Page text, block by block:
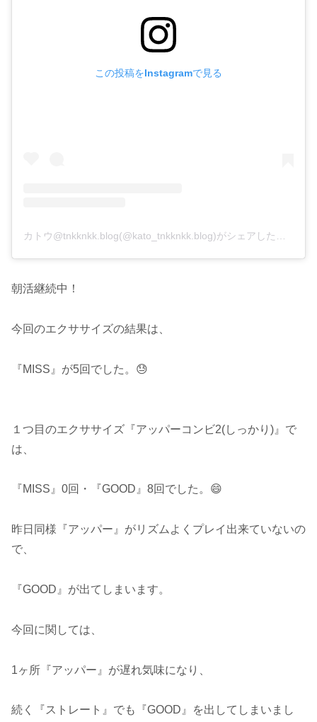
この投稿をInstagramで見る
カトウ@tnkknkk.blog(@kato_tnkknkk.blog)がシェアした投稿
朝活継続中！
今回のエクササイズの結果は、
『MISS』が5回でした。😓
１つ目のエクササイズ『アッパーコンビ2(しっかり)』で
は、
『MISS』0回・『GOOD』8回でした。😄
昨日同様『アッパー』がリズムよくプレイ出来ていないの
で、
『GOOD』が出てしまいます。
今回に関しては、
1ヶ所『アッパー』が遅れ気味になり、
続く『ストレート』でも『GOOD』を出してしまいまし